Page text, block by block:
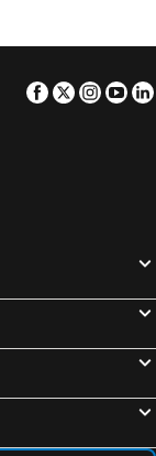
Facebook
Twitter